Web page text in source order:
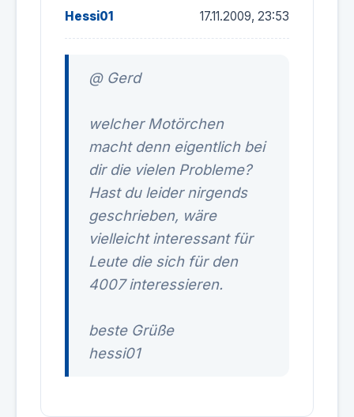
Hessi01 17.11.2009, 23:53
@ Gerd
welcher Motörchen
macht denn eigentlich bei
dir die vielen Probleme?
Hast du leider nirgends
geschrieben, wäre
vielleicht interessant für
Leute die sich für den
4007 interessieren.
beste Grüße
hessi01